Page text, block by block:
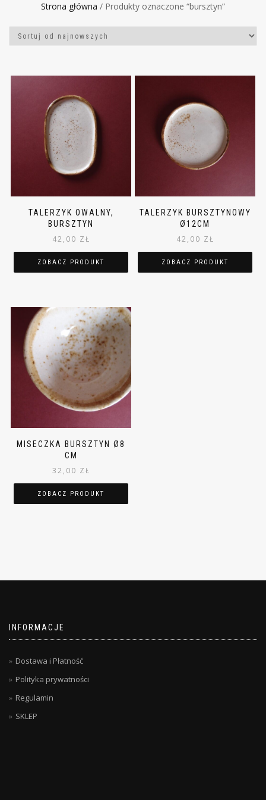
Strona główna / Produkty oznaczone “bursztyn”
TALERZYK OWALNY,
BURSZTYN
42,00 ZŁ
ZOBACZ PRODUKT
TALERZYK BURSZTYNOWY
Ø12CM
42,00 ZŁ
ZOBACZ PRODUKT
MISECZKA BURSZTYN Ø8
CM
32,00 ZŁ
ZOBACZ PRODUKT
INFORMACJE
Dostawa i Płatność
Polityka prywatności
Regulamin
SKLEP